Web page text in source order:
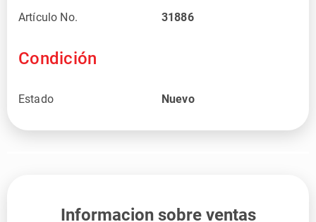
Artículo No. 31886
Condición
Estado Nuevo
Informacion sobre ventas